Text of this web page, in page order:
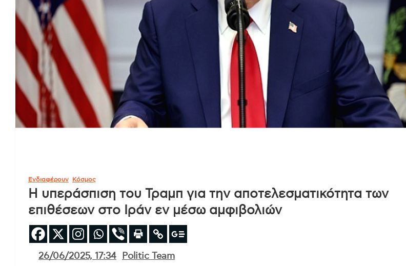
Ενδιαφέρουν Κόσμος
Η υπεράσπιση του Τραμπ για την αποτελεσματικότητα των
επιθέσεων στο Ιράν εν μέσω αμφιβολιών
26/06/2025, 17:34 Politic Team